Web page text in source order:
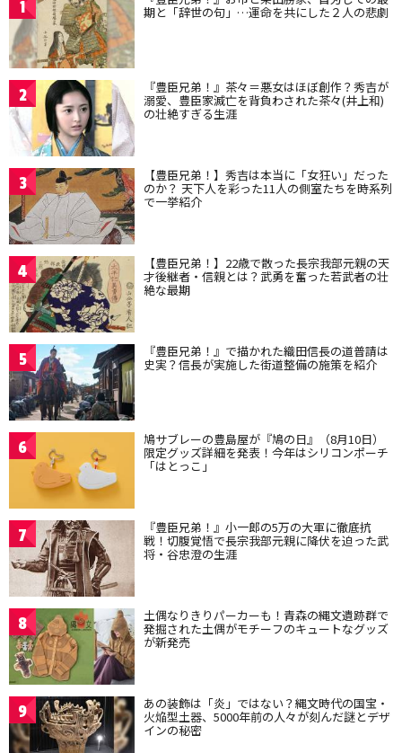
1 期と「辞世の句」…運命を共にした２人の悲劇
2 『豊臣兄弟！』茶々＝悪女はほぼ創作？秀吉が
溺愛、豊臣家滅亡を背負わされた茶々(井上和)
の壮絶すぎる生涯
3 【豊臣兄弟！】秀吉は本当に「女狂い」だった
のか？ 天下人を彩った11人の側室たちを時系列
で一挙紹介
4 【豊臣兄弟！】22歳で散った長宗我部元親の天
才後継者・信親とは？武勇を奮った若武者の壮
絶な最期
5 『豊臣兄弟！』で描かれた織田信長の道普請は
史実？信長が実施した街道整備の施策を紹介
6 鳩サブレーの豊島屋が『鳩の日』（8月10日）
限定グッズ詳細を発表！今年はシリコンポーチ
「はとっこ」
7 『豊臣兄弟！』小一郎の5万の大軍に徹底抗
戦！切腹覚悟で長宗我部元親に降伏を迫った武
将・谷忠澄の生涯
8 土偶なりきりパーカーも！青森の縄文遺跡群で
発掘された土偶がモチーフのキュートなグッズ
が新発売
9 あの装飾は「炎」ではない？縄文時代の国宝・
火焔型土器、5000年前の人々が刻んだ謎とデザ
インの秘密